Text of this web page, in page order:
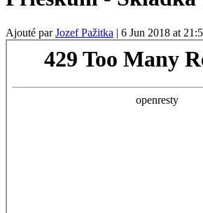
Ajouté parJozef Pažitka | 6 Jun 2018 at